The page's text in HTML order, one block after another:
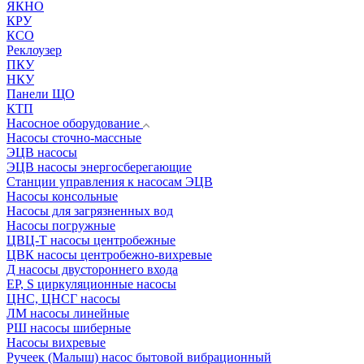
ЯКНО
КРУ
КСО
Реклоузер
ПКУ
НКУ
Панели ЩО
КТП
Насосное оборудование
Насосы сточно-массные
ЭЦВ насосы
ЭЦВ насосы энергосберегающие
Станции управления к насосам ЭЦВ
Насосы консольные
Насосы для загрязненных вод
Насосы погружные
ЦВЦ-Т насосы центробежные
ЦВК насосы центробежно-вихревые
Д насосы двустороннего входа
EP, S циркуляционные насосы
ЦНС, ЦНСГ насосы
ЛМ насосы линейные
РШ насосы шиберные
Насосы вихревые
Ручеек (Малыш) насос бытовой вибрационный